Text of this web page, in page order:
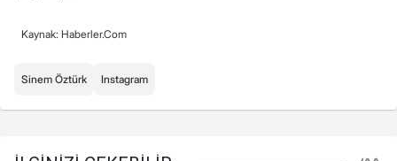
Kaynak: Haberler.Com
Sinem Öztürk Instagram